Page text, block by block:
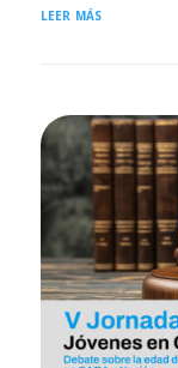
leer más